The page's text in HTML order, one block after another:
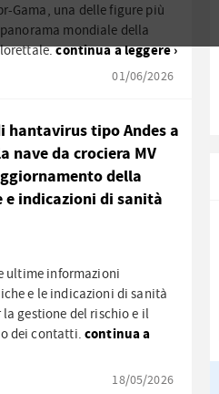
Gama, una delle figure più
mondiale della
continua a leggere ›
01/06/2026
hantavirus tipo Andes a
nave da crociera MV
della
e indicazioni di sanità
ultime informazioni
e le indicazioni di sanità
gestione del rischio e il
dei contatti. continua a
18/05/2026